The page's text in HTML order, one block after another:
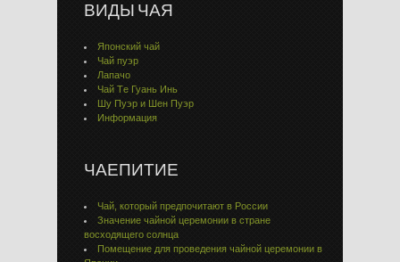
ВИДЫ ЧАЯ
Японский чай
Чай пуэр
Лапачо
Чай Тe Гуaнь Инь
Шу Пуэр и Шен Пуэр
Информация
ЧАЕПИТИЕ
Чай, который предпочитают в России
Значение чайной церемонии в стране
восходящего солнца
Помещение для проведения чайной церемонии в